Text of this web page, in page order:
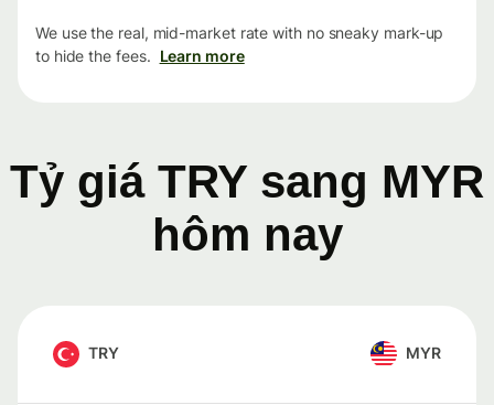
We use the real, mid-market rate with no sneaky mark-up
to hide the fees. Learn more
Tỷ giá TRY sang MYR
hôm nay
TRY MYR